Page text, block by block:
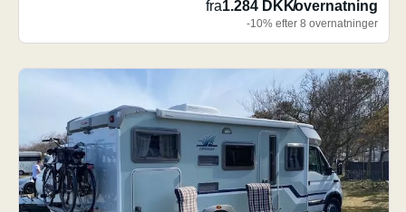
fra1.284 DKK/overnatning
-10% efter 8 overnatninger